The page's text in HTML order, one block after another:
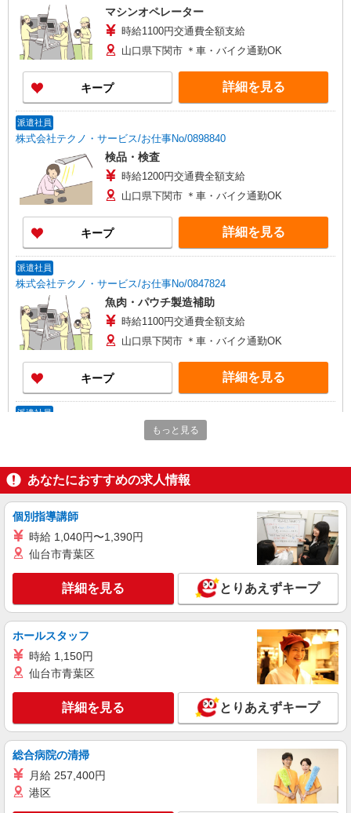
マシンオペレーター
時給1100円交通費全額支給
山口県下関市 ＊車・バイク通勤OK
キープ 詳細を見る
派遣社員
株式会社テクノ・サービス/お仕事No/0898840
検品・検査
時給1200円交通費全額支給
山口県下関市 ＊車・バイク通勤OK
キープ 詳細を見る
派遣社員
株式会社テクノ・サービス/お仕事No/0847824
魚肉・パウチ製造補助
時給1100円交通費全額支給
山口県下関市 ＊車・バイク通勤OK
キープ 詳細を見る
派遣社員
株式会社テクノ・サービス/お仕事No/0887324
時給1200円交通費全額支給
山口県下関市 ＊車・バイク通勤OK
詳細を見る
派遣社員
株式会社テクノ・サービス/お仕事No/0897305
ゴム製品の加工
時給1130円交通費全額支給
山口県下関市 ＊車・バイク通勤OK
キープ 詳細を見る
株式会社テクノ・サービス/お仕事No/0887144
マシンオペレーター
山口県下関市 ＊車・バイク通勤OK
もっと見る
あなたにおすすめの求人情報
個別指導講師
時給 1,040円〜1,390円
仙台市青葉区
詳細を見る とりあえずキープ
ホールスタッフ
時給 1,150円
仙台市青葉区
詳細を見る とりあえずキープ
総合病院の清掃
月給 257,400円
港区